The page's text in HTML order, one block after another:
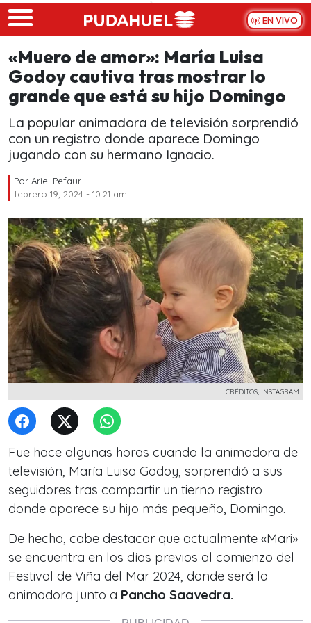
Skip to main content
EN VIVO
«Muero de amor»: María Luisa
Godoy cautiva tras mostrar lo
grande que está su hijo Domingo
La popular animadora de televisión sorprendió
con un registro donde aparece Domingo
jugando con su hermano Ignacio.
Por Ariel Pefaur
febrero 19, 2024 - 10:21 am
CRÉDITOS; INSTAGRAM
Fue hace algunas horas cuando la animadora de
televisión, María Luisa Godoy, sorprendió a sus
seguidores tras compartir un tierno registro
donde aparece su hijo más pequeño, Domingo.
De hecho, cabe destacar que actualmente «Mari»
se encuentra en los días previos al comienzo del
Festival de Viña del Mar 2024, donde será la
animadora junto a Pancho Saavedra.